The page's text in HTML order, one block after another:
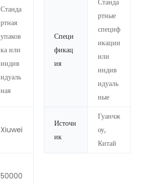
Станда
ртная
упаков
ка или
индив
идуаль
ная
Специ
фикац
ия
Станда
ртные
специф
икации
или
индив
идуаль
ные
Xiuwei
Источн
ик
Гуанчж
оу,
Китай
50000